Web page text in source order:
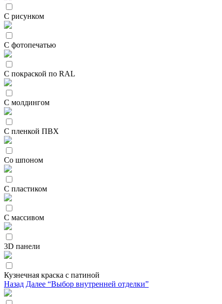
С рисунком
С фотопечатью
С покраской по RAL
С молдингом
С пленкой ПВХ
Со шпоном
С пластиком
С массивом
3D панели
Кузнечная краска с патиной
Назад Далее “Выбор внутренней отделки”